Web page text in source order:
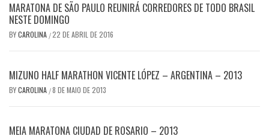
MARATONA DE SÃO PAULO REUNIRÁ CORREDORES DE TODO BRASIL
NESTE DOMINGO
BYCAROLINA /22 DE ABRIL DE 2016
MIZUNO HALF MARATHON VICENTE LÓPEZ – ARGENTINA – 2013
BYCAROLINA /8 DE MAIO DE 2013
MEIA MARATONA CIUDAD DE ROSARIO – 2013